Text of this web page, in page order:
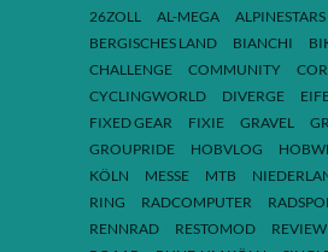
26ZOLL AL-MEGA ALPINESTARS
BERGISCHES LAND
BIANCHI
CHALLENGE
COMMUNITY
CYCLINGWORLD
DIVERGE
FIXED GEAR
FIXIE GRAVEL
GROUPRIDE
HOBVLOG
KÖLN
MESSE MTB
RING
RADCOMPUTER
RENNRAD
RESTOMOD REVIEW